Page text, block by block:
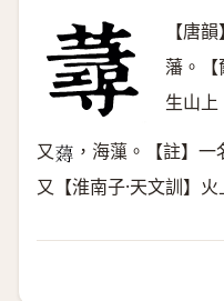
【唐
藩。【
生山上
又𧂇
，海薻。【註】
又【淮南子·天文訓】